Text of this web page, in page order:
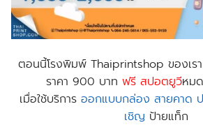
ตอนนี้โรงพิมพ์ Thaiprintshop ของเร
ราคา 900 บาท ฟรี สปอตยูวีหม
เมื่อใช้บริการ ออกแบบกล่อง สายคาด
เชิญ ป้าย​แท็ก